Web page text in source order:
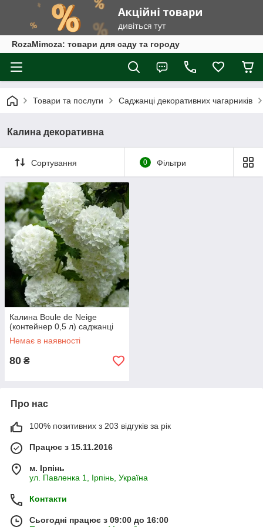
RozaMimoza: товари для саду та городу
Товари та послуги Саджанці декоративних чагарників
Калина декоративна
Сортування 0 Фільтри
Калина Boule de Neige
(контейнер 0,5 л) саджанці
Немає в наявності
80 ₴
Про нас
100% позитивних з 203 відгуків за рік
Працює з 15.11.2016
м. Ірпінь
ул. Павленка 1, Ірпінь, Україна
Контакти
Сьогодні працює з 09:00 до 16:00